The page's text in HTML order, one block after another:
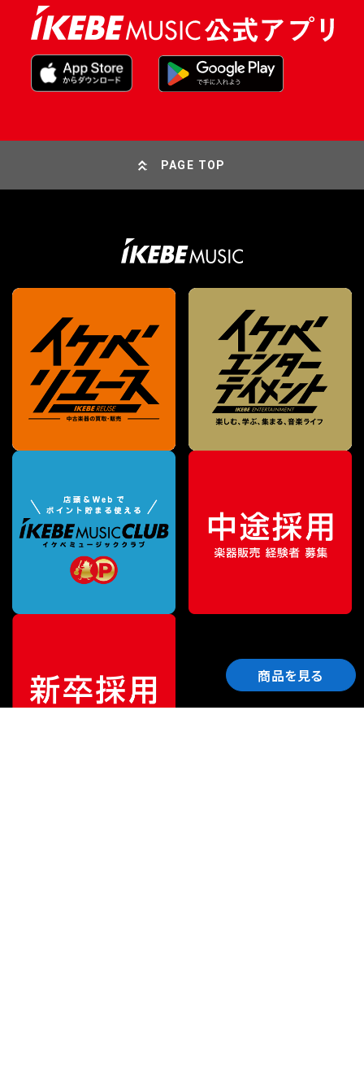
商品を見る
PAGE TOP